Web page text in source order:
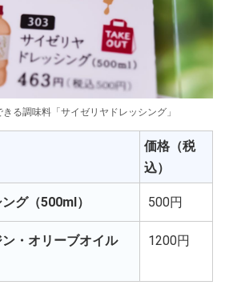
る調味料「サイゼリヤドレッシング」
価格（税
込）
グ（500ml） 500円
・オリーブオイル
1200円